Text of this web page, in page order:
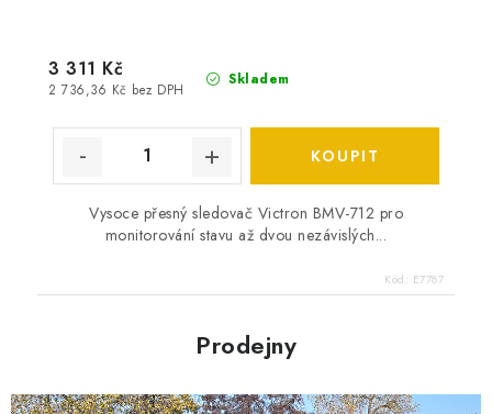
Skladem
2 736,36 Kč bez DPH
3 311 Kč
Vysoce přesný sledovač Victron BMV-712 pro
monitorování stavu až dvou nezávislých...
Kód: E7787
Prodejny